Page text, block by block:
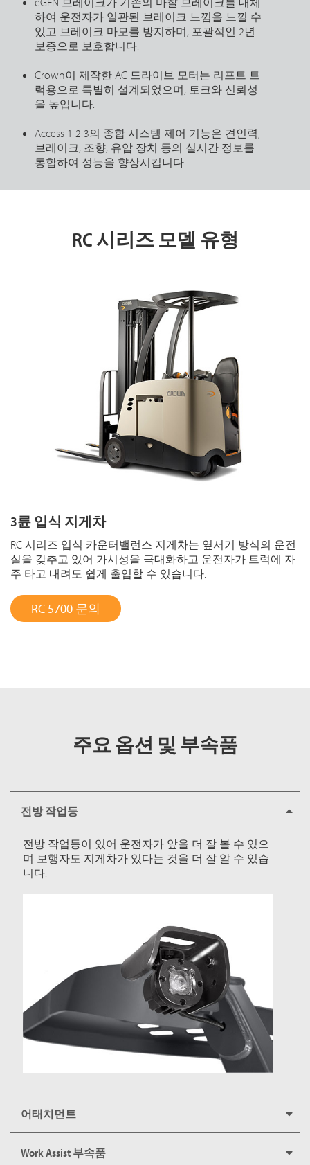
하여 운전자가 일관된 브레이크 느낌을 느낄 수
있고 브레이크 마모를 방지하며, 포괄적인 2년
보증으로 보호합니다.
Crown이 제작한 AC 드라이브 모터는 리프트 트
럭용으로 특별히 설계되었으며, 토크와 신뢰성
을 높입니다.
Access 1 2 3의 종합 시스템 제어 기능은 견인력,
브레이크, 조향, 유압 장치 등의 실시간 정보를
통합하여 성능을 향상시킵니다.
RC 시리즈 모델 유형
3륜 입식 지게차
RC 시리즈 입식 카운터밸런스 지게차는 옆서기 방식의 운전
실을 갖추고 있어 가시성을 극대화하고 운전자가 트럭에 자
주 타고 내려도 쉽게 출입할 수 있습니다.
RC 5700 문의
주요 옵션 및 부속품
전방 작업등
전방 작업등이 있어 운전자가 앞을 더 잘 볼 수 있으
며 보행자도 지게차가 있다는 것을 더 잘 알 수 있습
니다.
어태치먼트
Work Assist 부속품